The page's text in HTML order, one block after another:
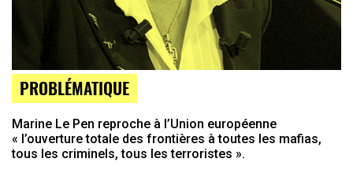
PROBLÉMATIQUE
Marine Le Pen reproche à l’Union européenne
« l’ouverture totale des frontières à toutes les mafias,
tous les criminels, tous les terroristes ».